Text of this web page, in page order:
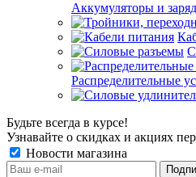
Аккумуляторы и
Распределительные
Будьте всегда в курсе!
Узнавайте о скидках и акциях
Новости магазина